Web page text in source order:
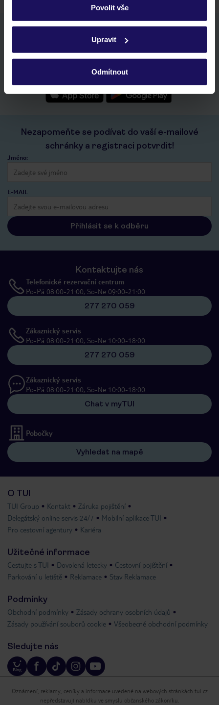
Podrobné informace o souborech cookie naleznete v
ochrany osobních údajů.
Povolit vše
Upravit
Odmítnout
Stáhněte si bezplatnou aplikaci TUI
rychlé vyhledávání a prohlížení nabídek
seznam oblíbených nabídek a možnost jejich sdílení
kontakt s TUI a všechny informace o tvé rezervaci v myTUI
Nezapomeňte se podívat do vaší e-mailové
schránky a registraci potvrdit!
Jméno:
E-MAIL
Přihlásit se k odběru
Kontaktujte nás
Telefonické rezervační centrum
Po-Pá 08:00-21:00, So-Ne 09:00-21:00
277 270 059
Zákaznický servis
Po-Pá 08:00-21:00, So-Ne 10:00-18:00
277 270 059
Zákaznický servis
Po-Pá 08:00-21:00, So-Ne 10:00-18:00
Chat v myTUI
Pobočky
Vyhledat na mapě
O TUI
TUI Group Kontakt
Záruka pojištění
Delegátský online servis 24/7
Mobilní aplikace TUI
Pro cestovní agentury
Kariéra
Užitečné informace
Cestujte s TUI Dovolená letecky
Cestovní pojištění
Parkování u letiště
Reklamace Stav Reklamace
Podmínky
Obchodní podmínky
Zásady ochrany osobních údajů
Zásady používání souborů cookie
Všeobecné obchodní podmínky
Sledujte nás
Oznámení, reklamy, ceníky a informace uvedené na webových stránkách tui.cz
nepředstavují nabídku ve smyslu občanského zákoníku.